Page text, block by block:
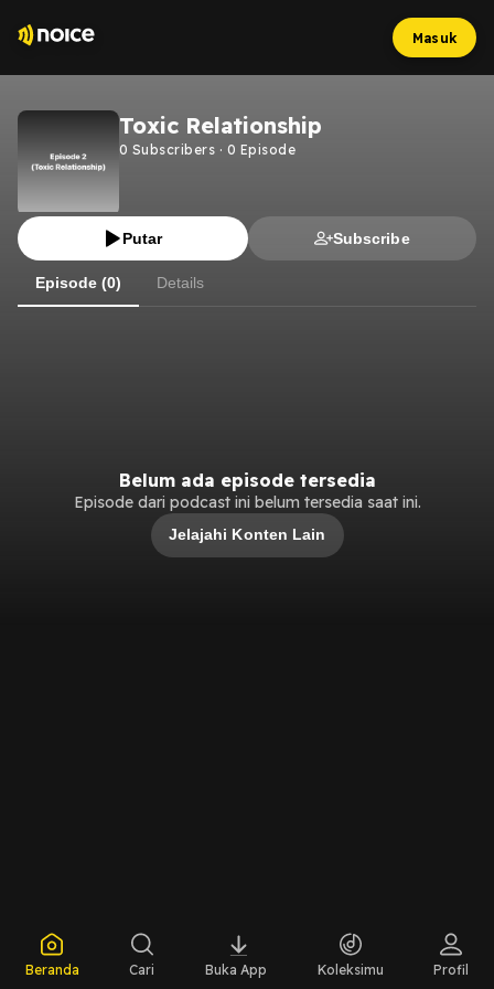
Masuk
Toxic Relationship
0 Subscribers · 0 Episode
Putar Subscribe
Episode (0) Details
Belum ada episode tersedia
Episode dari podcast ini belum tersedia saat ini.
Jelajahi Konten Lain
Beranda Cari Buka App Koleksimu Profil